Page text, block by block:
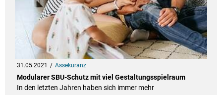
31.05.2021 Assekuranz
Modularer SBU-Schutz mit viel Gestaltungsspielraum
In den letzten Jahren haben sich immer mehr